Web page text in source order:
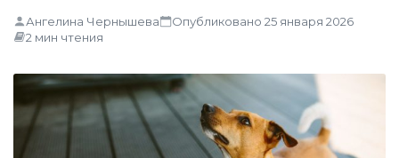
Ангелина Чернышева
Опубликовано 25 января 2026
2 мин чтения